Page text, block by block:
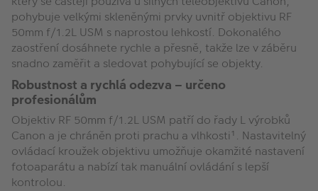
pohybuje velkými skleněnými prvky uvnitř objektivu RF
50mm f/1.2L USM s naprostou lehkostí. Dokonalého
zaostření dosáhnete rychle a přesně, takže lze v záběru
snadno zaměřit a sledovat pohybující se objekty.
Robustnost a rychlá odezva – určeno
profesionálům
Objektiv RF 50mm f/1.2L USM patří do řady L výrobků
Canon a je chráněn proti prachu a vlhkosti¹. Nastavitelný
ovládací kroužek objektivu umožňuje okamžité nastavení
fotoaparátu a nabízí tak manuální ovládání s lepší
kontrolou.